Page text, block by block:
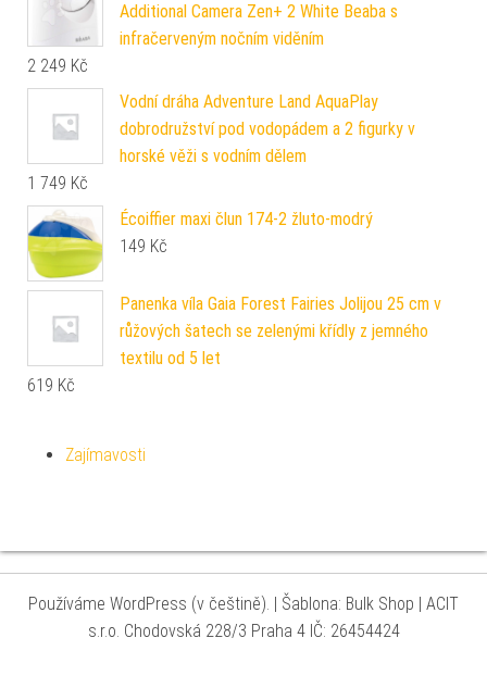
Additional Camera Zen+ 2 White Beaba s
infračerveným nočním viděním
2 249 Kč
Vodní dráha Adventure Land AquaPlay
dobrodružství pod vodopádem a 2 figurky v
horské věži s vodním dělem
1 749 Kč
Écoiffier maxi člun 174-2 žluto-modrý
149 Kč
Panenka víla Gaia Forest Fairies Jolijou 25 cm v
růžových šatech se zelenými křídly z jemného
textilu od 5 let
619 Kč
Zajímavosti
Používáme WordPress (v češtině). | Šablona: Bulk Shop | ACIT
s.r.o. Chodovská 228/3 Praha 4 IČ: 26454424